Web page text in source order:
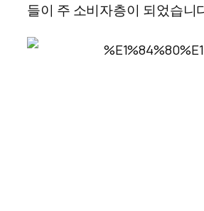
들이 주 소비자층이 되었습니